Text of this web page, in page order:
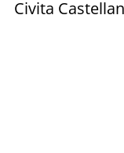
Civita